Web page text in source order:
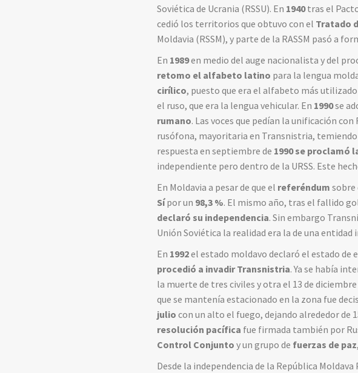
Soviética de Ucrania (RSSU). En 1940tras el
cedió los territorios que obtuvo con el Tratado
Moldavia (RSSM), y parte de la RASSM pasó a
En 1989en medio del auge nacionalista y del
retomo el alfabeto latino para la lengua
cirílico, puesto que era el alfabeto más
el ruso, que era la lengua vehicular. En 1990se
rumano. Las voces que pedían la unificación
rusófona, mayoritaria en Transnistria, temiendo
respuesta en septiembre de 1990 se proclamó
independiente pero dentro de la URSS. Este
En Moldavia a pesar de que el referéndum sobre
Sípor un 98,3 %. El mismo año, tras el fallido
declaró su independencia. Sin embargo
Unión Soviética la realidad era la de una entidad
En 1992el estado moldavo declaró el estado de
procedió a invadir Transnistria. Ya se había
la muerte de tres civiles y otra el 13 de diciembre
que se mantenía estacionado en la zona fue
julio con un alto el fuego, dejando alrededor de
resolución pacífica fue firmada también por
Control Conjunto y un grupo de fuerzas de paz
Desde la independencia de la República